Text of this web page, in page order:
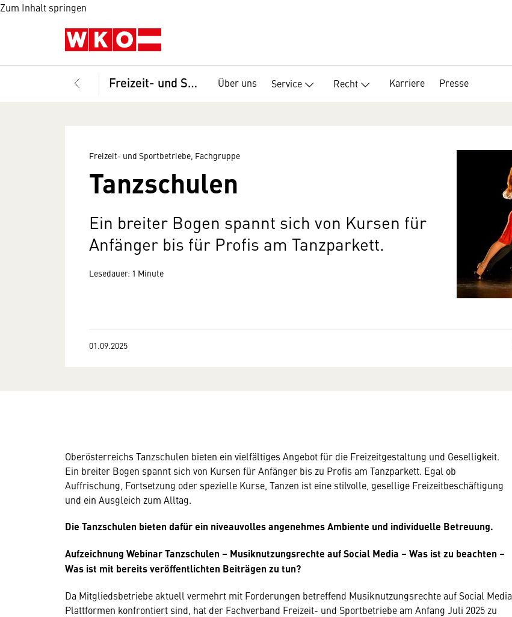
Zum Inhalt springen
Freizeit- und Sportbetriebe, Fachgruppe Über uns Service Recht Karriere Presse
Freizeit- und Sportbetriebe, Fachgruppe
Tanzschulen
Ein breiter Bogen spannt sich von Kursen für
Anfänger bis für Profis am Tanzparkett.
Lesedauer: 1 Minute
01.09.2025
Oberösterreichs Tanzschulen bieten ein vielfältiges Angebot für die Freizeitgestaltung und Geselligkeit.
Ein breiter Bogen spannt sich von Kursen für Anfänger bis zu Profis am Tanzparkett. Egal ob
Auffrischung, Fortsetzung oder spezielle Kurse, Tanzen ist eine stilvolle, gesellige Freizeitbeschäftigung
und ein Ausgleich zum Alltag.
Die Tanzschulen bieten dafür ein niveauvolles angenehmes Ambiente und individuelle Betreuung.
Aufzeichnung Webinar Tanzschulen – Musiknutzungsrechte auf Social Media – Was ist zu beachten –
Was ist mit bereits veröffentlichten Beiträgen zu tun?
Da Mitgliedsbetriebe aktuell vermehrt mit Forderungen betreffend Musiknutzungsrechte auf Social Media
Plattformen konfrontiert sind, hat der Fachverband Freizeit- und Sportbetriebe am Anfang Juli 2025 zu